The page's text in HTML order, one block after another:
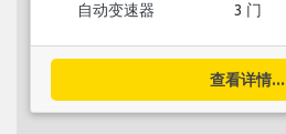
自动变速器 3 门
查看详情...